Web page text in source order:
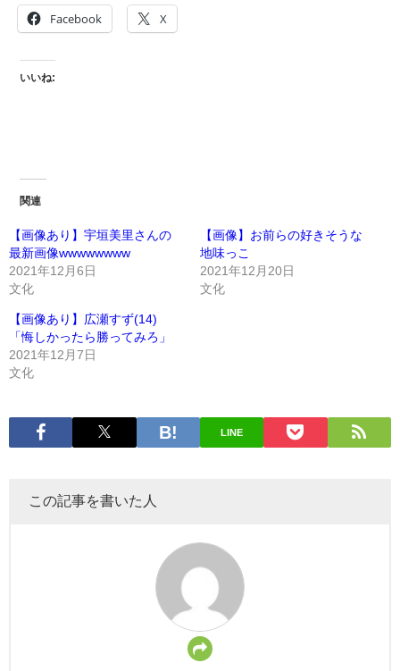
Facebook X
いいね:
関連
【画像あり】宇垣美里さんの
最新画像wwwwwwww
2021年12月6日
文化
【画像】お前らの好きそうな
地味っこ
2021年12月20日
文化
【画像あり】広瀬すず(14)
「悔しかったら勝ってみろ」
2021年12月7日
文化
LINE
この記事を書いた人